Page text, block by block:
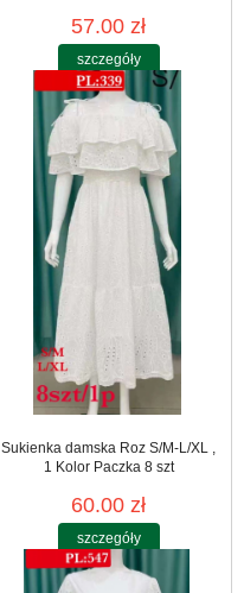
57.00 zł
szczegóły
Sukienka damska Roz S/M-L/XL ,
1 Kolor Paczka 8 szt
60.00 zł
szczegóły